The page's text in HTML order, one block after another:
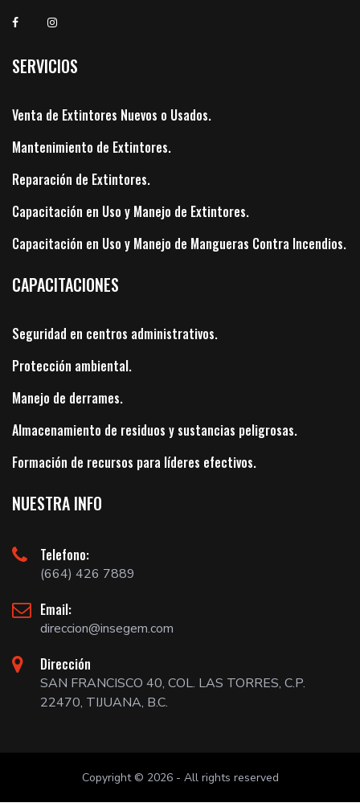
SERVICIOS
Venta de Extintores Nuevos o Usados.
Mantenimiento de Extintores.
Reparación de Extintores.
Capacitación en Uso y Manejo de Extintores.
Capacitación en Uso y Manejo de Mangueras Contra Incendios.
CAPACITACIONES
Seguridad en centros administrativos.
Protección ambiental.
Manejo de derrames.
Almacenamiento de residuos y sustancias peligrosas.
Formación de recursos para líderes efectivos.
NUESTRA INFO
Telefono:
(664) 426 7889
Email:
direccion@insegem.com
Dirección
SAN FRANCISCO 40, COL. LAS TORRES, C.P.
22470, TIJUANA, B.C.
Copyright © 2026 - All rights reserved